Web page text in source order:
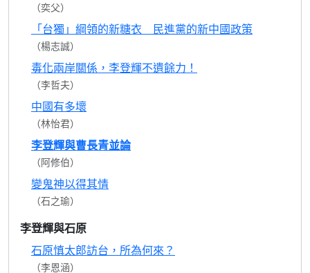
（奕父）
「台獨」綱領的新糖衣 民進黨的新中國政策
（楊志誠）
毒化兩岸關係，李登輝不遺餘力！
（李哲夫）
中國有多壞
（林怡君）
李登輝與曹長青並論
（阿修伯）
變鬼神以得其情
（石之瑜）
李登輝與石原
石原慎太郎訪台，所為何來？
（李恩涵）